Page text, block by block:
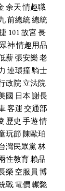
余天情趣職
前總統總統
101故宮長
眾神情趣用品
薪張安樂老
連環撞騎士
政院立法院
國 日本謝長
客運交通部
歷史 手遊情
玩節陳歐珀
灣民眾黨林
性教育賴品
榮空服員 博
戰電價輾斃